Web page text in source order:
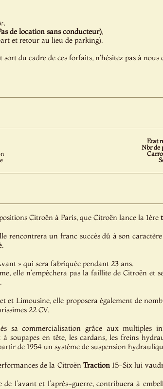
de location sans conducteur),
et retour au lieu de parking).
du cadre de ces forfaits, n'hésitez pas à
Etat
Nbr de
Citroën à Paris, que Citroën lance la 1ère
rencontrera un franc succès dû à son
» qui sera fabriquée pendant 23 ans.
elle n’empêchera pas la faillite de Citroën et
et Limousine, elle proposera également de
22 CV.
sa commercialisation grâce aux multiples
soupapes en tête, les cardans, les freins
de 1954 un système de suspension
de la Citroën Traction15-Six lui
l’avant et l’après-guerre, contribuera à